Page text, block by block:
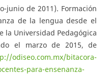
junio de 2011). Formación
de la lengua desde el
la Universidad Pedagógica
el marzo de 2015, de
odiseo.com.mx/bitacora-
para-ensenanza-